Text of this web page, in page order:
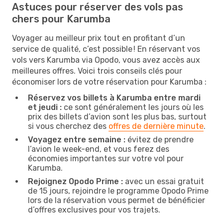
Astuces pour réserver des vols pas
chers pour Karumba
Voyager au meilleur prix tout en profitant d’un
service de qualité, c’est possible ! En réservant vos
vols vers Karumba via Opodo, vous avez accès aux
meilleures offres. Voici trois conseils clés pour
économiser lors de votre réservation pour Karumba :
Réservez vos billets à Karumba entre mardi
et jeudi : ce sont généralement les jours où les
prix des billets d’avion sont les plus bas, surtout
si vous cherchez des offres de dernière minute.
Voyagez entre semaine : évitez de prendre
l’avion le week-end, et vous ferez des
économies importantes sur votre vol pour
Karumba.
Rejoignez Opodo Prime : avec un essai gratuit
de 15 jours, rejoindre le programme Opodo Prime
lors de la réservation vous permet de bénéficier
d’offres exclusives pour vos trajets.